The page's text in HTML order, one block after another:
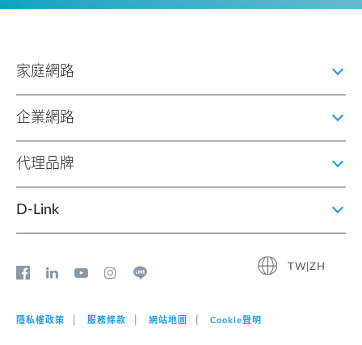
家庭網路
企業網路
代理品牌
D‑Link
TW|ZH
隱私權政策 服務條款 網站地圖 Cookie聲明